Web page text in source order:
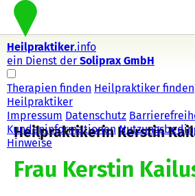
Heilpraktiker.info
ein Dienst der Soliprax GmbH
Therapien finden Heilpraktiker finden
Heilpraktiker
Impressum Datenschutz
Kundeninformationen
Hinweise
Heilpraktikerin Kerstin
Frau Kerstin